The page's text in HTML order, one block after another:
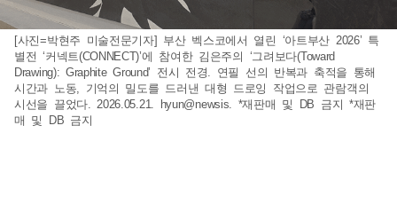
[사진=박현주 미술전문기자] 부산 벡스코에서 열린 ‘아트부산 2026’ 특
별전 ‘커넥트(CONNECT)’에 참여한 김은주의 ‘그려보다(Toward
Drawing): Graphite Ground’ 전시 전경. 연필 선의 반복과 축적을 통해
시간과 노동, 기억의 밀도를 드러낸 대형 드로잉 작업으로 관람객의
시선을 끌었다. 2026.05.21. hyun@newsis. *재판매 및 DB 금지 *재판
매 및 DB 금지